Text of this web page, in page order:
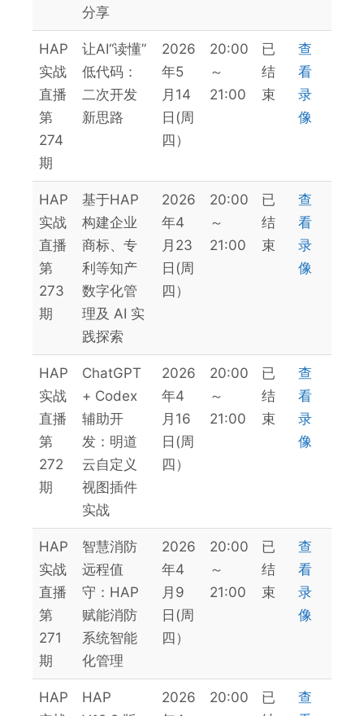
分享
HAP
实战
直播
第
274
期
让AI“读懂”
低代码：
二次开发
新思路
2026
年5
月14
日(周
四）
20:00
～
21:00
已
结
束
查
看
录
像
HAP
实战
直播
第
273
期
基于HAP
构建企业
商标、专
利等知产
数字化管
理及 AI 实
践探索
2026
年4
月23
日(周
四）
20:00
～
21:00
已
结
束
查
看
录
像
HAP
实战
直播
第
272
期
ChatGPT
+ Codex
辅助开
发：明道
云自定义
视图插件
实战
2026
年4
月16
日(周
四）
20:00
～
21:00
已
结
束
查
看
录
像
HAP
实战
直播
第
271
期
智慧消防
远程值
守：HAP
赋能消防
系统智能
化管理
2026
年4
月9
日(周
四）
20:00
～
21:00
已
结
束
查
看
录
像
HAP
HAP
2026
20:00
已
查